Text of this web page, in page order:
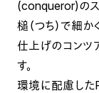
(conqueror)のス
槌（つち）で細
仕上げのコンツ
す。
環境に配慮した